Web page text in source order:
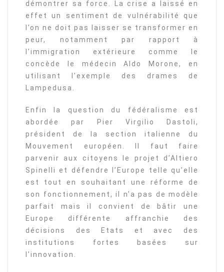
démontrer sa force. La crise a laissé en
effet un sentiment de vulnérabilité que
l’on ne doit pas laisser se transformer en
peur, notamment par rapport à
l’immigration extérieure comme le
concède le médecin Aldo Morone, en
utilisant l’exemple des drames de
Lampedusa.
Enfin la question du fédéralisme est
abordée par Pier Virgilio Dastoli,
président de la section italienne du
Mouvement européen. Il faut faire
parvenir aux citoyens le projet d’Altiero
Spinelli et défendre l’Europe telle qu’elle
est tout en souhaitant une réforme de
son fonctionnement, il n’a pas de modèle
parfait mais il convient de bâtir une
Europe différente affranchie des
décisions des Etats et avec des
institutions fortes basées sur
l’innovation.